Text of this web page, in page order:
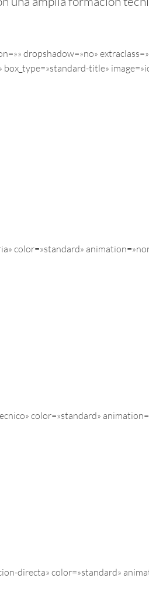
dropshadow=»no»
title»
color=»standard»
color=»standard»
directa» color=»standard»